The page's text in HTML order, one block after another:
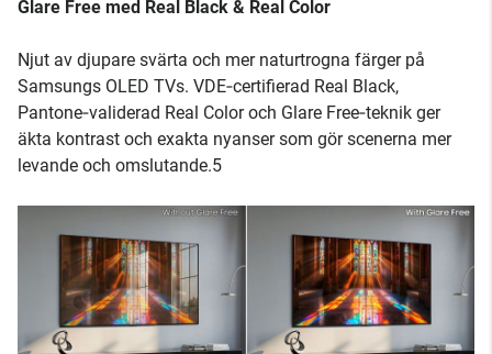
Glare Free med Real Black & Real Color
Njut av djupare svärta och mer naturtrogna färger på
Samsungs OLED TVs. VDE‑certifierad Real Black,
Pantone‑validerad Real Color och Glare Free‑teknik ger
äkta kontrast och exakta nyanser som gör scenerna mer
levande och omslutande.5